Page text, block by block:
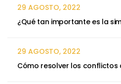
29 AGOSTO, 2022
¿Qué tan importante es la
29 AGOSTO, 2022
Cómo resolver los conflictos